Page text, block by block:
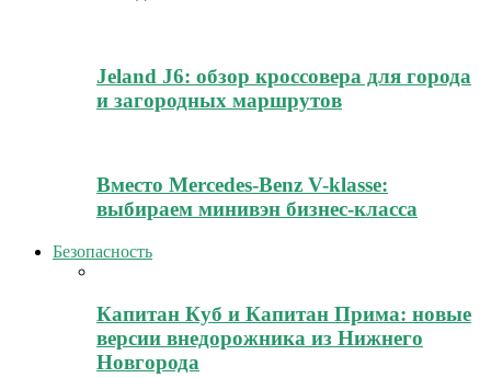
Jeland J6: обзор кроссовера для города
и загородных маршрутов
Вместо Mercedes-Benz V-klasse:
выбираем минивэн бизнес-класса
Безопасность
Капитан Куб и Капитан Прима: новые
версии внедорожника из Нижнего
Новгорода